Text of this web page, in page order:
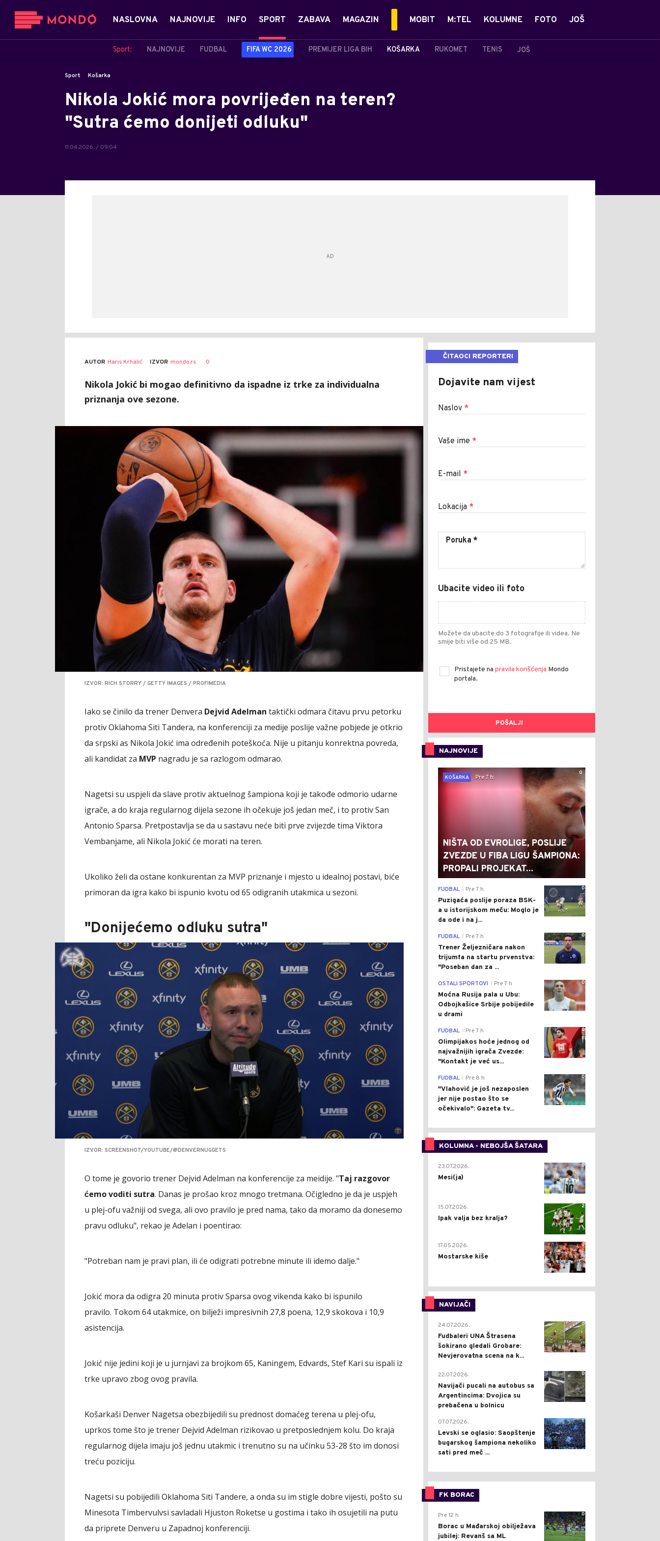
NASLOVNA NAJNOVIJE INFO SPORT
Sport: NAJNOVIJE FUDBAL FIFA WC 2026 PREMIJER LIGA BIH KOŠARKA RUKOMET TENIS JOŠ
ZABAVA MAGAZIN MOBIT M:TEL KOLUMNE FOTO JOŠ
Sport Košarka
Nikola Jokić mora povrijeđen na teren?
"Sutra ćemo donijeti odluku"
11.04.2026. / 09:04
AUTOR Haris Krhalić IZVOR mondo.rs 0
Nikola Jokić bi mogao definitivno da ispadne iz trke za individualna
priznanja ove sezone.
IZVOR: RICH STORRY / GETTY IMAGES / PROFIMEDIA
Iako se činilo da trener Denvera Dejvid Adelman taktički odmara čitavu prvu petorku
protiv Oklahoma Siti Tandera, na konferenciji za medije poslije važne pobjede je otkrio
da srpski as Nikola Jokić ima određenih poteškoća. Nije u pitanju konrektna povreda,
ali kandidat za MVP nagradu je sa razlogom odmarao.
Nagetsi su uspjeli da slave protiv aktuelnog šampiona koji je takođe odmorio udarne
igrače, a do kraja regularnog dijela sezone ih očekuje još jedan meč, i to protiv San
Antonio Sparsa. Pretpostavlja se da u sastavu neće biti prve zvijezde tima Viktora
Vembanjame, ali Nikola Jokić će morati na teren.
Ukoliko želi da ostane konkurentan za MVP priznanje i mjesto u idealnoj postavi, biće
primoran da igra kako bi ispunio kvotu od 65 odigranih utakmica u sezoni.
"Donijećemo odluku sutra"
IZVOR: SCREENSHOT/YOUTUBE/@DENVERNUGGETS
O tome je govorio trener Dejvid Adelman na konferencije za meidije. "Taj razgovor
ćemo voditi sutra. Danas je prošao kroz mnogo tretmana. Očigledno je da je uspjeh
u plej-ofu važniji od svega, ali ovo pravilo je pred nama, tako da moramo da donesemo
pravu odluku", rekao je Adelan i poentirao:
"Potreban nam je pravi plan, ili će odigrati potrebne minute ili idemo dalje."
Jokić mora da odigra 20 minuta protiv Sparsa ovog vikenda kako bi ispunilo
pravilo. Tokom 64 utakmice, on bilježi impresivnih 27,8 poena, 12,9 skokova i 10,9
asistencija.
Jokić nije jedini koji je u jurnjavi za brojkom 65, Kaningem, Edvards, Stef Kari su ispali iz
trke upravo zbog ovog pravila.
Košarkaši Denver Nagetsa obezbijedili su prednost domaćeg terena u plej-ofu,
uprkos tome što je trener Dejvid Adelman rizikovao u pretposlednjem kolu. Do kraja
regularnog dijela imaju još jednu utakmic i trenutno su na učinku 53-28 što im donosi
treću poziciju.
Nagetsi su pobijedili Oklahoma Siti Tandere, a onda su im stigle dobre vijesti, pošto su
Minesota Timbervulvsi savladali Hjuston Roketse u gostima i tako ih osujetili na putu
da priprete Denveru u Zapadnoj konferenciji.
ČITAOCI REPORTERI
Dojavite nam vijest
Naslov *
Vaše ime *
E-mail *
Lokacija *
Ubacite video ili foto
Možete da ubacite do 3 fotografije ili videa. Ne
smije biti više od 25 MB.
Pristajete na pravila korišćenja Mondo
portala.
POŠALJI
NAJNOVIJE
0
KOŠARKA
Pre 7 h
NIŠTA OD EVROLIGE, POSLIJE
ZVEZDE U FIBA LIGU ŠAMPIONA:
PROPALI PROJEKAT...
0
FUDBAL Pre 7 h
Puzigaća poslije poraza BSK-
a u istorijskom meču: Moglo je
da ode i na j...
0
FUDBAL Pre 7 h
Trener Željezničara nakon
trijumfa na startu prvenstva:
"Poseban dan za ...
0
OSTALI SPORTOVI Pre 7 h
Moćna Rusija pala u Ubu:
Odbojkašice Srbije pobijedile
u drami
0
FUDBAL Pre 7 h
Olimpijakos hoće jednog od
najvažnijih igrača Zvezde:
"Kontakt je već us...
0
FUDBAL Pre 8 h
"Vlahović je još nezaposlen
jer nije postao što se
očekivalo": Gazeta tv...
KOLUMNA - NEBOJŠA ŠATARA
0
23.07.2026.
Mesi(ja)
2
15.07.2026.
Ipak valja bez kralja?
0
17.05.2026.
Mostarske kiše
NAVIJAČI
0
24.07.2026.
Fudbaleri UNA Štrasena
šokirano gledali Grobare:
Nevjerovatna scena na k...
0
22.07.2026.
Navijači pucali na autobus sa
Argentincima: Dvojica su
prebačena u bolnicu
1
07.07.2026.
Levski se oglasio: Saopštenje
bugarskog šampiona nekoliko
sati pred meč ...
FK BORAC
0
Pre 12 h
Borac u Mađarskoj obilježava
jubilej: Revanš sa ML